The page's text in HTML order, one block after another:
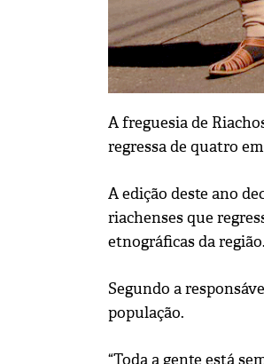
A freguesia de
regressa de quatro
A edição deste ano
riachenses que
etnográficas da região.
Segundo a
população.